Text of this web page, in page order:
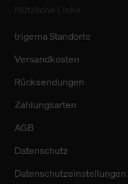
trigema Standorte
Versandkosten
Rücksendungen
Zahlungsarten
AGB
Datenschutz
Datenschutzeinstellungen